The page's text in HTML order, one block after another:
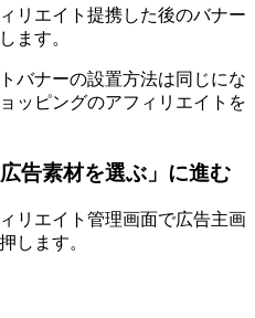
リエイト提携した後のバナー
ます。
バナーの設置方法は同じにな
ッピングのアフィリエイトを
告素材を選ぶ」に進む
リエイト管理画面で広告主画
します。